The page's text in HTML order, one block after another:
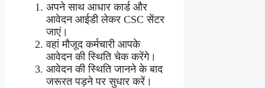
अपने साथ आधार कार्ड और
आवेदन आईडी लेकर CSC सेंटर
जाएं।
वहां मौजूद कर्मचारी आपके
आवेदन की स्थिति चेक करेंगे।
आवेदन की स्थिति जानने के बाद
जरूरत पड़ने पर सुधार करें।